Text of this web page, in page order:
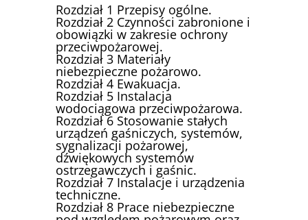
Rozdział 1 Przepisy ogólne.
Rozdział 2 Czynności zabronione i
obowiązki w zakresie ochrony
przeciwpożarowej.
Rozdział 3 Materiały
niebezpieczne pożarowo.
Rozdział 4 Ewakuacja.
Rozdział 5 Instalacja
wodociągowa przeciwpożarowa.
Rozdział 6 Stosowanie stałych
urządzeń gaśniczych, systemów,
sygnalizacji pożarowej,
dźwiękowych systemów
ostrzegawczych i gaśnic.
Rozdział 7 Instalacje i urządzenia
techniczne.
Rozdział 8 Prace niebezpieczne